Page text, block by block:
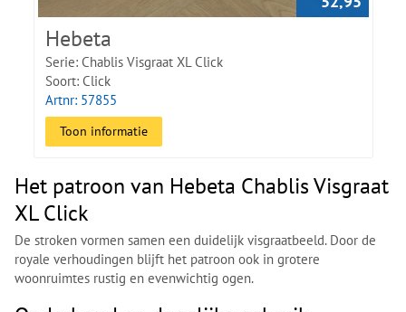
Hebeta
Serie: Chablis Visgraat XL Click
Soort: Click
Artnr: 57855
Toon informatie
Het patroon van Hebeta Chablis Visgraat
XL Click
De stroken vormen samen een duidelijk visgraatbeeld. Door de
royale verhoudingen blijft het patroon ook in grotere
woonruimtes rustig en evenwichtig ogen.